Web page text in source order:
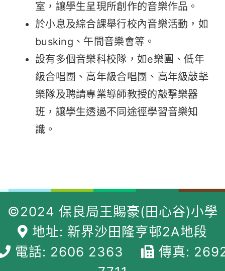
室，讓學生呈現所創作的音樂作品。
於小息及綜合課舉行校內音樂活動，如
busking、午間音樂會等。
設有多個音樂科校隊，如e樂團、低年
級合唱團、高年級合唱團、高年級敲擊
樂隊及聘請專業導師教授的敲擊樂器
班，讓學生透過不同途徑學習音樂知
識。
©2024 保良局王賜豪(田心谷)小學
地址: 新界沙田隆亨邨2A地段
電話: 2606 2363
傳真: